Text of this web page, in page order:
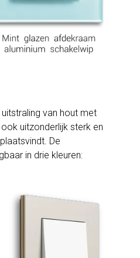
van hout met
uitzonderlijk sterk en
De
in drie kleuren: